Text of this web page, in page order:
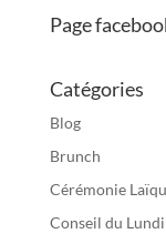
Page
Catégories
Blog
Brunch
Cérémonie
Conseil du Lundi